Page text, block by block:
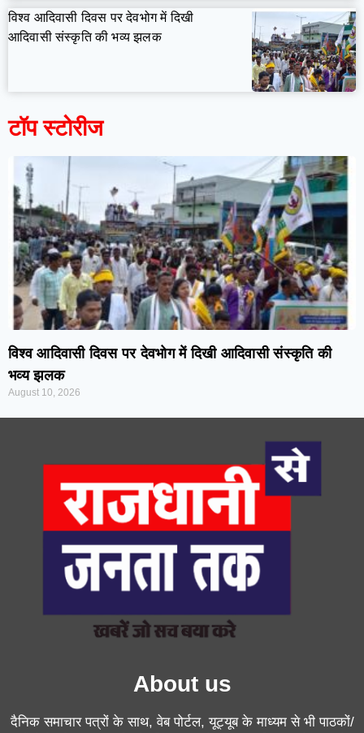
विश्व आदिवासी दिवस पर देवभोग में दिखी
आदिवासी संस्कृति की भव्य झलक
टॉप स्टोरीज
विश्व आदिवासी दिवस पर देवभोग में दिखी आदिवासी संस्कृति की
भव्य झलक
August 10, 2026
About us
दैनिक समाचार पत्रों के साथ, वेब पोर्टल, यूट्यूब के माध्यम से भी पाठकों/